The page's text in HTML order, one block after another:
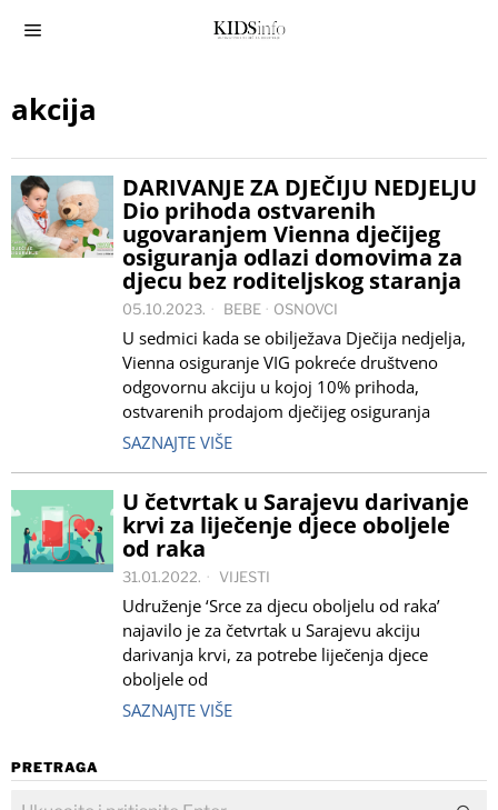
akcija
DARIVANJE ZA DJEČIJU NEDJELJU
Dio prihoda ostvarenih
ugovaranjem Vienna dječijeg
osiguranja odlazi domovima za
djecu bez roditeljskog staranja
05.10.2023. BEBE · OSNOVCI
U sedmici kada se obilježava Dječija nedjelja,
Vienna osiguranje VIG pokreće društveno
odgovornu akciju u kojoj 10% prihoda,
ostvarenih prodajom dječijeg osiguranja
SAZNAJTE VIŠE
U četvrtak u Sarajevu darivanje
krvi za liječenje djece oboljele
od raka
31.01.2022. VIJESTI
Udruženje ‘Srce za djecu oboljelu od raka’
najavilo je za četvrtak u Sarajevu akciju
darivanja krvi, za potrebe liječenja djece
oboljele od
SAZNAJTE VIŠE
PRETRAGA